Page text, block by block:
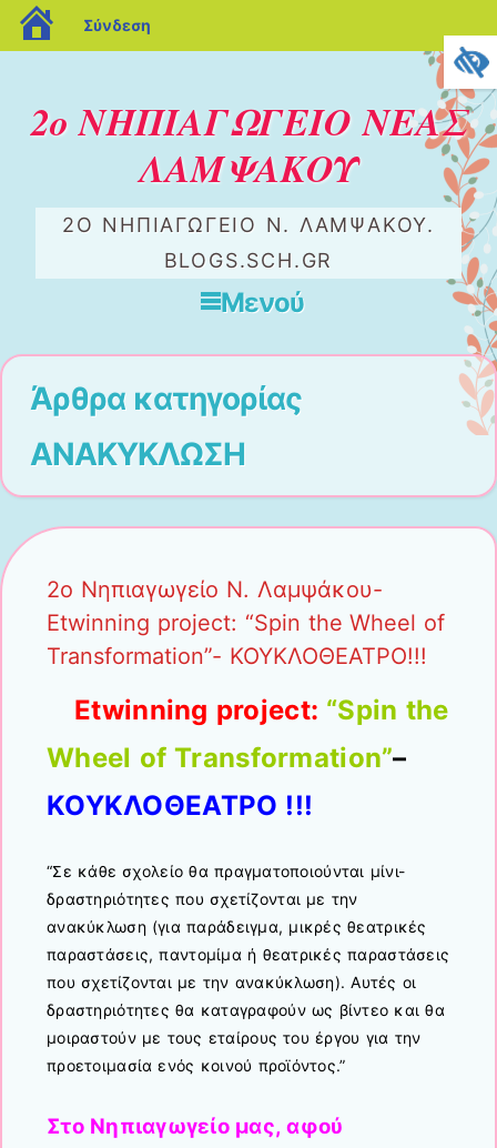
2ο ΝΗΠΙΑΓΩΓΕΙΟ ΝΕΑΣ
ΛΑΜΨΑΚΟΥ
2Ο ΝΗΠΙΑΓΩΓΕΙΟ Ν. ΛΑΜΨΑΚΟΥ.
BLOGS.SCH.GR
Μενού
Άρθρα κατηγορίας
ΑΝΑΚΥΚΛΩΣΗ
2ο Νηπιαγωγείο Ν. Λαμψάκου-
Etwinning project: “Spin the Wheel of
Transformation”- ΚΟΥΚΛΟΘΕΑΤΡΟ!!!
Etwinning project: “Spin the
Wheel of Transformation”–
ΚΟΥΚΛΟΘΕΑΤΡΟ !!!
“Σε κάθε σχολείο θα πραγματοποιούνται μίνι-
δραστηριότητες που σχετίζονται με την
ανακύκλωση (για παράδειγμα, μικρές θεατρικές
παραστάσεις, παντομίμα ή θεατρικές παραστάσεις
που σχετίζονται με την ανακύκλωση). Αυτές οι
δραστηριότητες θα καταγραφούν ως βίντεο και θα
μοιραστούν με τους εταίρους του έργου για την
προετοιμασία ενός κοινού προϊόντος.”
Στο Νηπιαγωγείο μας, αφού
blogs.sch.gr
Σύνδεση